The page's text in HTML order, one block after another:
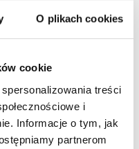
O plikach cookies
cookie
treści
i
Informacje o tym, jak
partnerom